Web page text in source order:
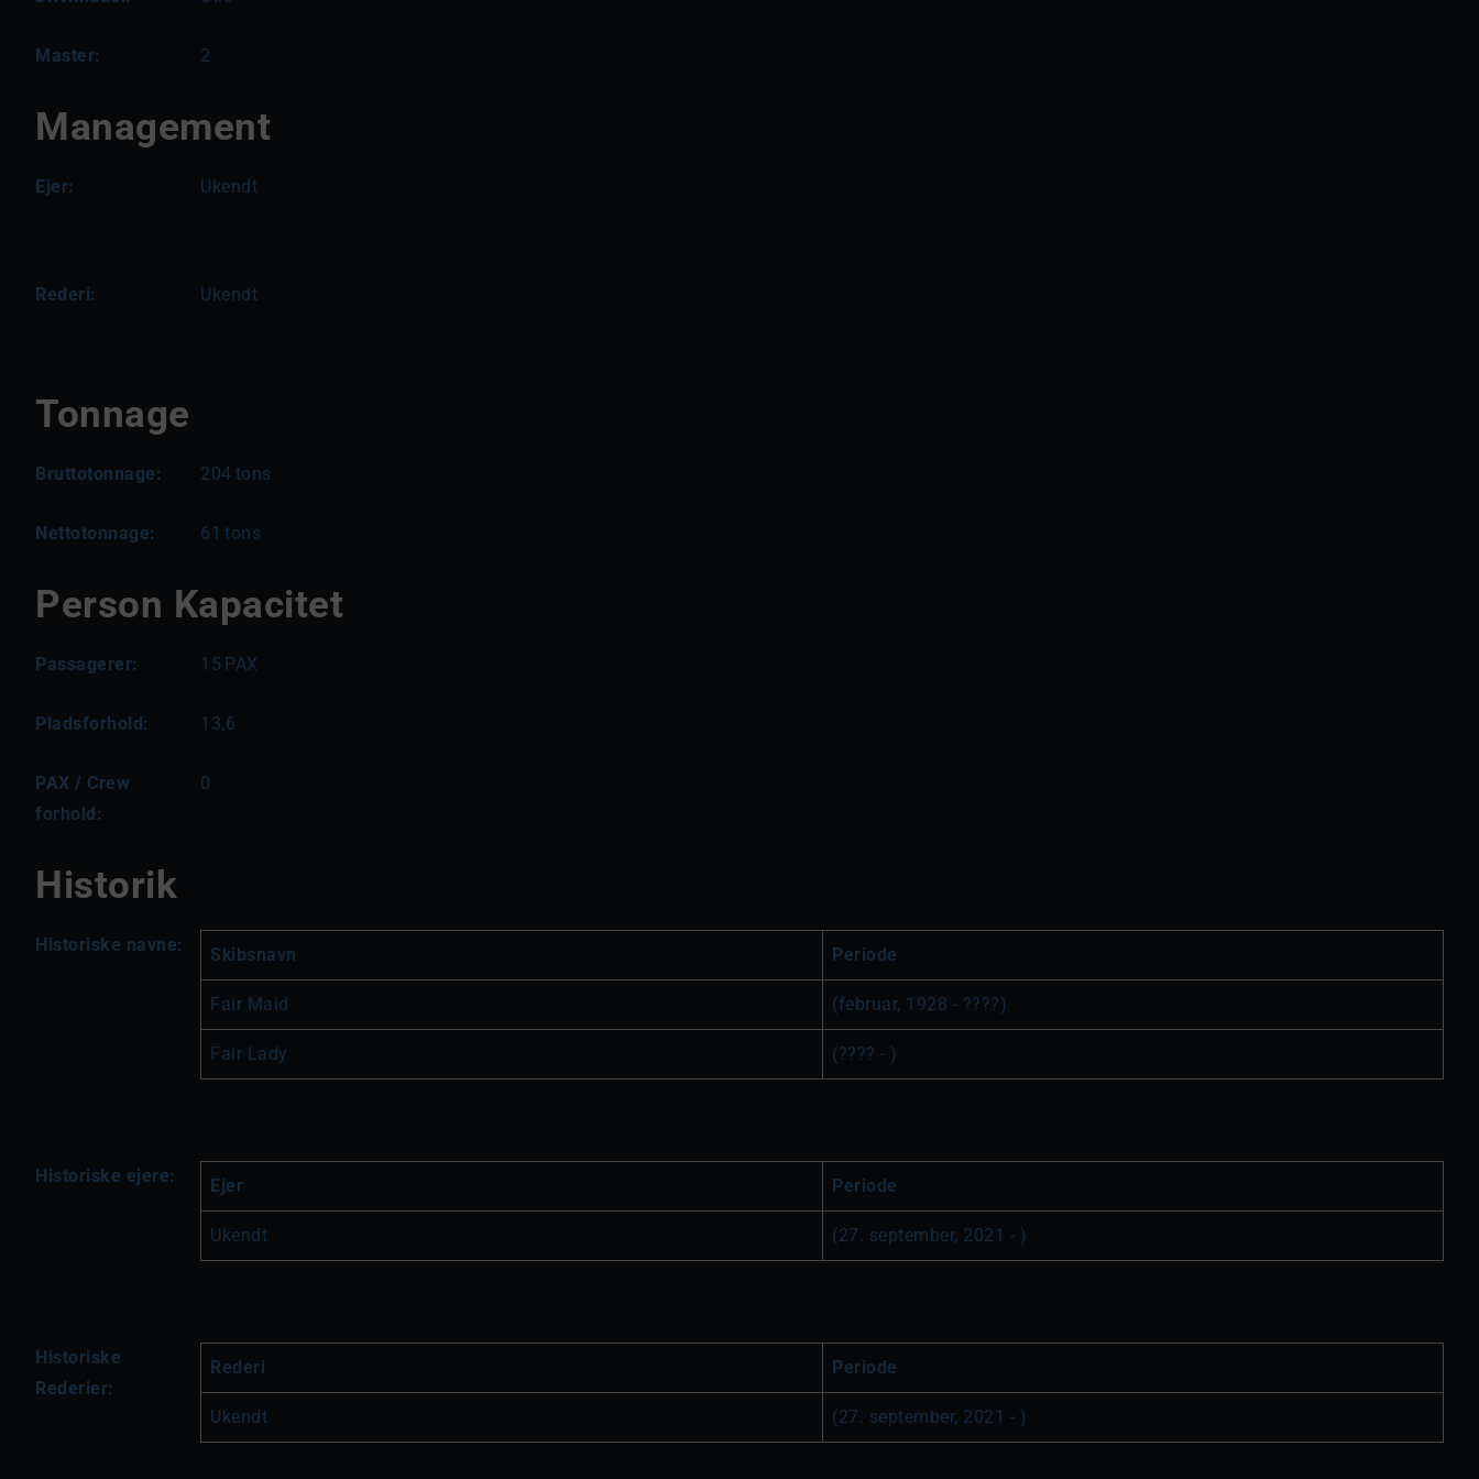
Master: 2
Management
Ejer: Ukendt
Rederi: Ukendt
Tonnage
Bruttotonnage: 204 tons
Nettotonnage: 61 tons
Person Kapacitet
Passagerer: 15 PAX
Pladsforhold: 13,6
PAX / Crew
forhold:
0
Historik
Historiske navne: Skibsnavn Periode
Fair Maid (februar, 1928 - ????)
Fair Lady (???? - )
Historiske ejere: Ejer Periode
Ukendt (27. september, 2021 - )
Historiske
Rederier:
Rederi Periode
Ukendt (27. september, 2021 - )